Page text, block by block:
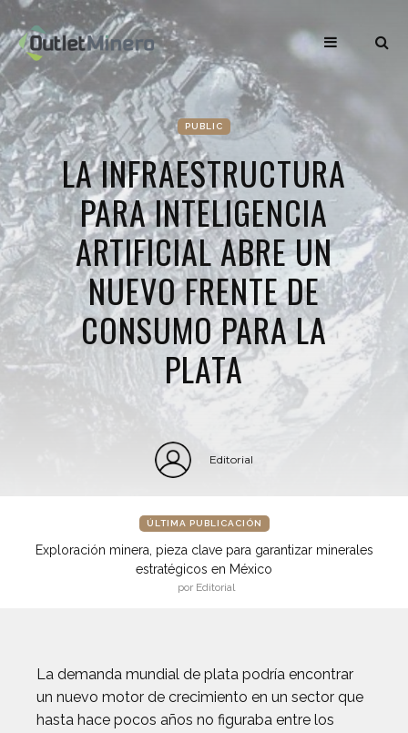
PUBLIC
LA INFRAESTRUCTURA
PARA INTELIGENCIA
ARTIFICIAL ABRE UN
NUEVO FRENTE DE
CONSUMO PARA LA
PLATA
Editorial
ÚLTIMA PUBLICACIÓN
Exploración minera, pieza clave para garantizar minerales
estratégicos en México
por Editorial
La demanda mundial de plata podría encontrar
un nuevo motor de crecimiento en un sector que
hasta hace pocos años no figuraba entre los